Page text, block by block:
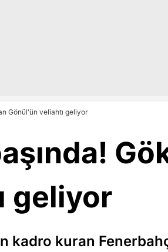
Gönül'ün veliahtı geliyor
geliyor
kadro kuran